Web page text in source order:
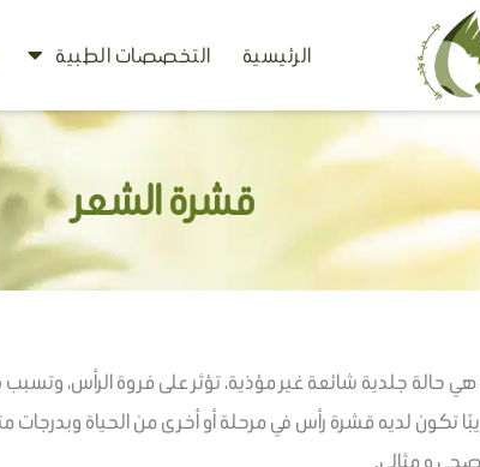
الرئيسية التخصصات الطبية
قشرة الشعر
هي حالة جلدية شائعة غير مؤذية، تؤثر على فروة الرأس،
تكون لديه قشرة رأس في مرحلة أو أخرى من الحياة
و مثالي.